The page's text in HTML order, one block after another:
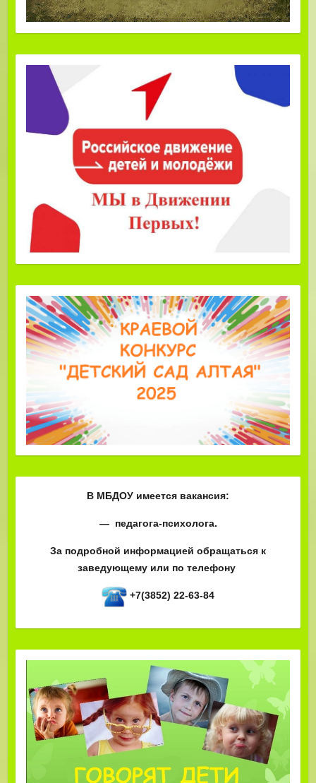
В МБДОУ имеется вакансия:
— педагога-психолога.
За подробной информацией обращаться к
заведующему или по телефону
+7(3852) 22-63-84